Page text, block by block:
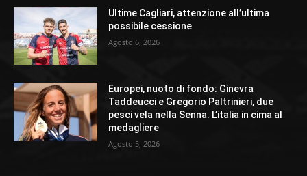
Ultime Cagliari, attenzione all’ultima
possibile cessione
Agosto 6, 2026
Europei, nuoto di fondo: Ginevra
Taddeucci e Gregorio Paltrinieri, due
pesci vela nella Senna. L’italia in cima al
medagliere
Agosto 5, 2026